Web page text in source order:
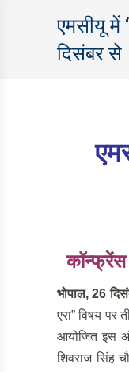
एमसीयू में
दिसंबर से
कॉन्फ्रेंस
भोपाल, 26
एरा” विषय पर
आयोजित इस
शिवराज सिंह